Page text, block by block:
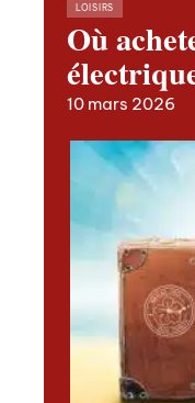
LOISIRS
Où
10 mars 2026